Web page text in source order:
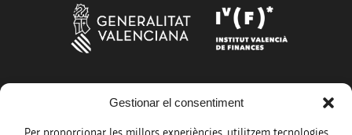
Gestionar el consentiment
Més organismes de suport a la innovació